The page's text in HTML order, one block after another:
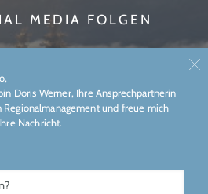
Doris Werner, Ihre Ansprechpartnerin
Regionalmanagement und freue mich
Nachricht.
MEDIA FOLGEN